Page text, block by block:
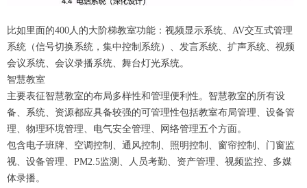
比如里面的400人的大阶梯教室功能：视频显示系统、AV交互式管理
系统（信号切换系统，集中控制系统）、发言系统、扩声系统、视频
会议系统、会议录播系统、舞台灯光系统。
智慧教室
主要表征智慧教室的布局多样性和管理便利性。智慧教室的所有设
备、系统、资源都应具备较强的可管理性包括教室布局管理、设备管
理、物理环境管理、电气安全管理、网络管理五个方面。
包含电子班牌、空调控制、通风控制、照明控制、窗帘控制、门窗监
视、设备管理、PM2.5监测、人员考勤、资产管理、视频监控、多媒
体录播。